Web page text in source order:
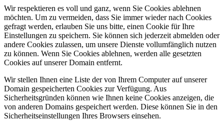
Wir respektieren es voll und ganz, wenn Sie Cookies ablehnen
möchten. Um zu vermeiden, dass Sie immer wieder nach Cookies
gefragt werden, erlauben Sie uns bitte, einen Cookie für Ihre
Einstellungen zu speichern. Sie können sich jederzeit abmelden oder
andere Cookies zulassen, um unsere Dienste vollumfänglich nutzen
zu können. Wenn Sie Cookies ablehnen, werden alle gesetzten
Cookies auf unserer Domain entfernt.
Wir stellen Ihnen eine Liste der von Ihrem Computer auf unserer
Domain gespeicherten Cookies zur Verfügung. Aus
Sicherheitsgründen können wie Ihnen keine Cookies anzeigen, die
von anderen Domains gespeichert werden. Diese können Sie in den
Sicherheitseinstellungen Ihres Browsers einsehen.